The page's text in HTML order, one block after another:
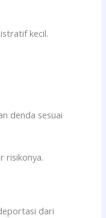
kecil.
denda sesuai
risikonya.
dari